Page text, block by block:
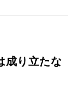
成り立たな